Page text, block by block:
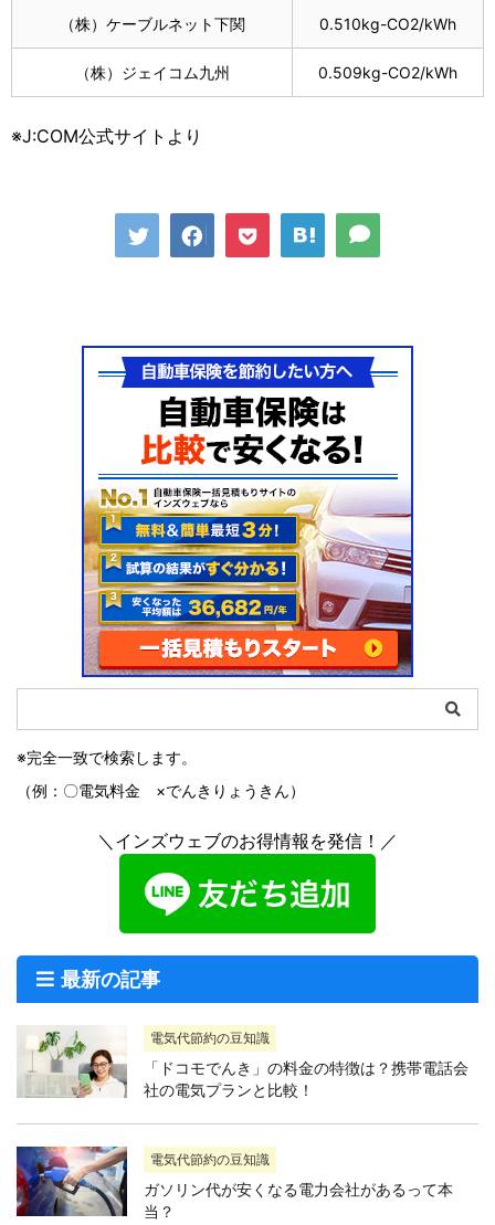
（株）ケーブルネット下関 0.510kg-CO2/kWh
（株）ジェイコム九州 0.509kg-CO2/kWh
※J:COM公式サイトより
※完全一致で検索します。
（例：〇電気料金 ×でんきりょうきん）
＼インズウェブのお得情報を発信！／
最新の記事
電気代節約の豆知識
「ドコモでんき」の料金の特徴は？携帯電話会
社の電気プランと比較！
電気代節約の豆知識
ガソリン代が安くなる電力会社があるって本
当？